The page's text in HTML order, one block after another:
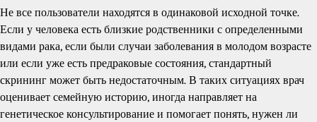
Не все пользователи находятся в одинаковой исходной точке.
Если у человека есть близкие родственники с определенными
видами рака, если были случаи заболевания в молодом возрасте
или если уже есть предраковые состояния, стандартный
скрининг может быть недостаточным. В таких ситуациях врач
оценивает семейную историю, иногда направляет на
генетическое консультирование и помогает понять, нужен ли